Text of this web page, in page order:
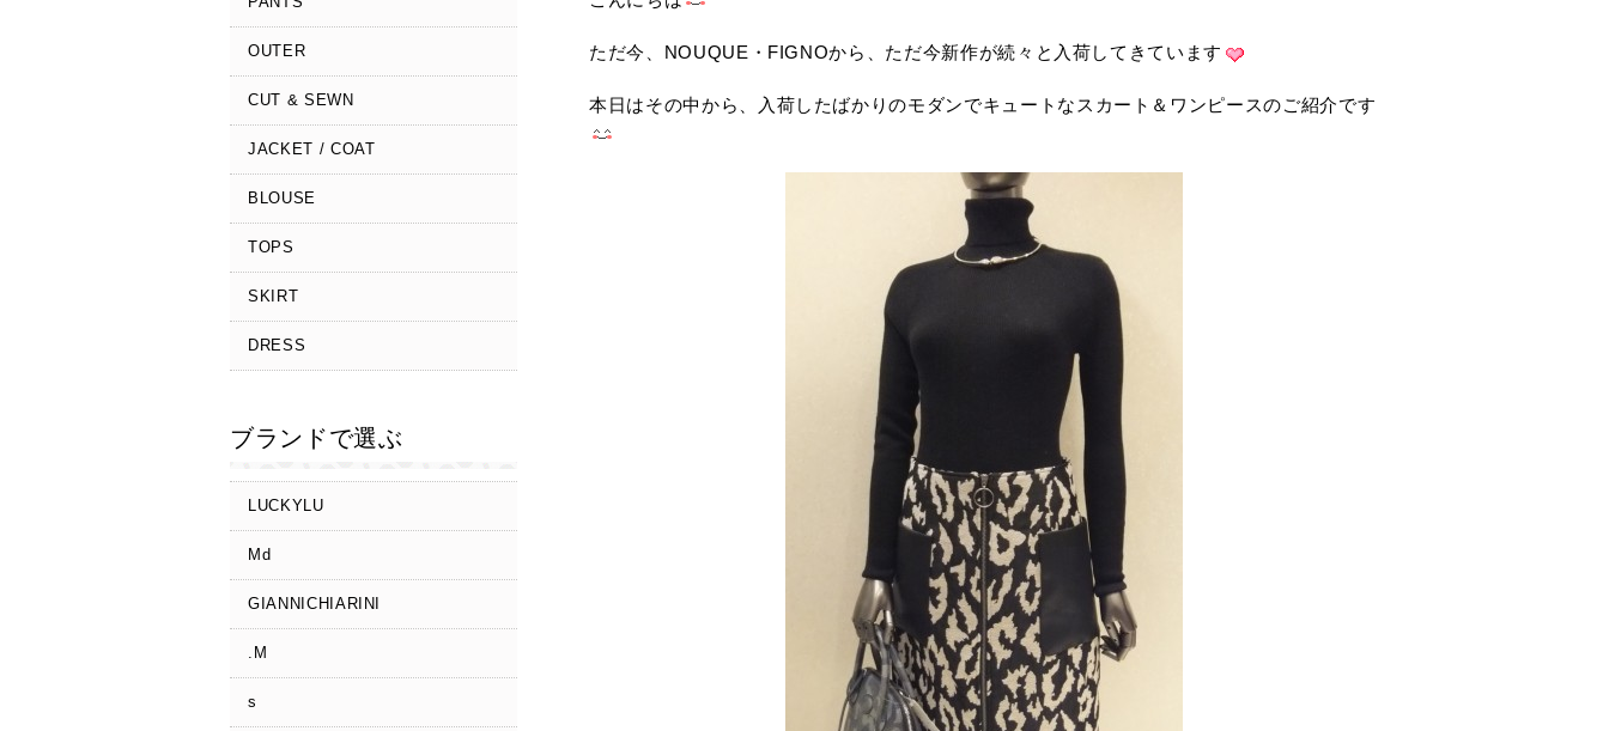
OUTER
CUT & SEWN
JACKET / COAT
BLOUSE
TOPS
SKIRT
DRESS
ブランドで選ぶ
LUCKYLU
Md
GIANNICHIARINI
.M
s
ただ今、NOUQUE・FIGNOから、ただ今新作が続々と入荷してきています
本日はその中から、入荷したばかりのモダンでキュートなスカート＆ワンピースのご紹介です